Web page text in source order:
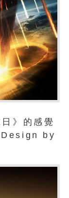
》的感覺
Design by